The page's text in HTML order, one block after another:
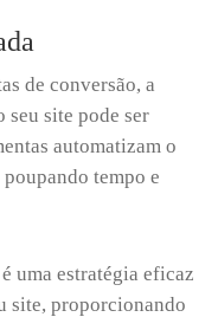
de conversão, a
seu site pode ser
automatizam o
tempo e
uma estratégia eficaz
site, proporcionando